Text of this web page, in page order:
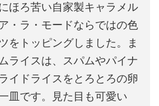
ほろ苦い自家製キャラメル
・ラ・モードならではの色
をトッピングしました。ま
ライスは、スパムやパイナ
イドライスをとろとろの卵
皿です。見た目も可愛い